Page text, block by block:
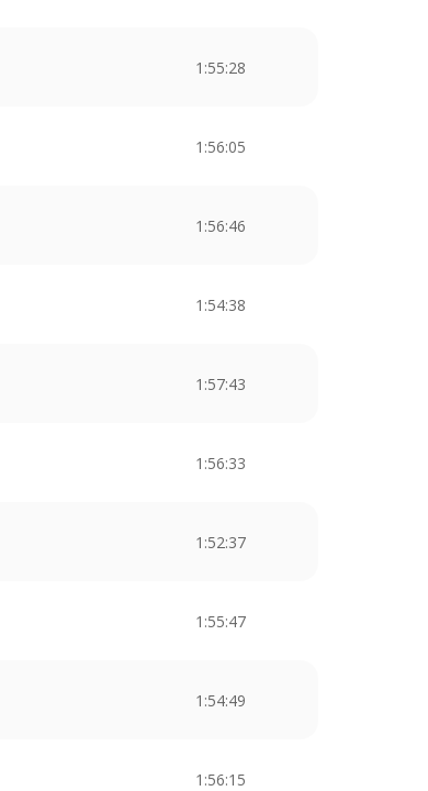
1:55:28
1:56:05
1:56:46
1:54:38
1:57:43
1:56:33
1:52:37
1:55:47
1:54:49
1:56:15